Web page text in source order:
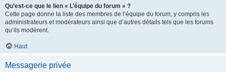
Qu’est-ce que le lien « L’équipe du forum » ?
Cette page donne la liste des membres de l’équipe du forum, y compris les
administrateurs et modérateurs ainsi que d’autres détails tels que les forums
qu’ils modèrent.
Haut
Messagerie privée